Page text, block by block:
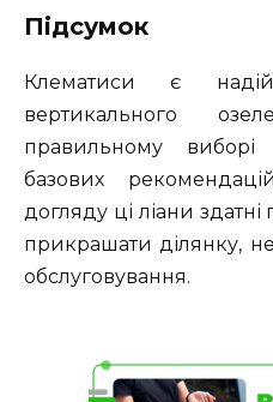
Підсумок
Клематиси є
вертикального
правильному виборі
базових
догляду ці ліани здатні
прикрашати ділянку,
обслуговування.